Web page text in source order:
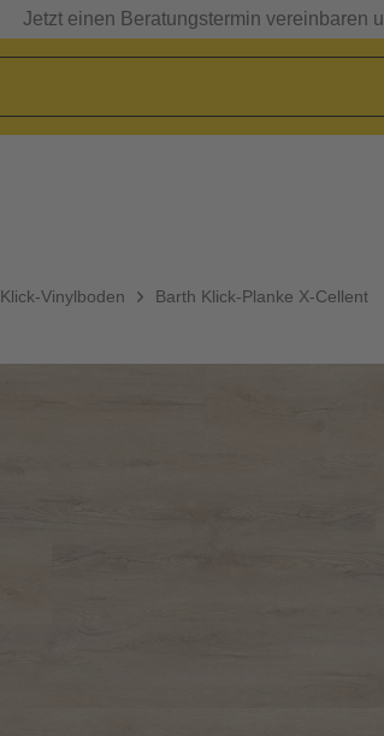
Jetzt einen Beratungstermin vereinbaren
Klick-Vinylboden Barth Klick-Planke X-Cellent